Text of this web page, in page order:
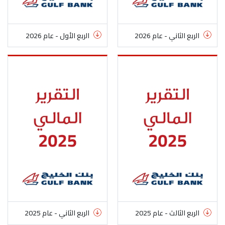
الربع الثاني - عام 2026 الربع الأول - عام 2026
الربع الثالث - عام 2025 الربع الثاني - عام 2025